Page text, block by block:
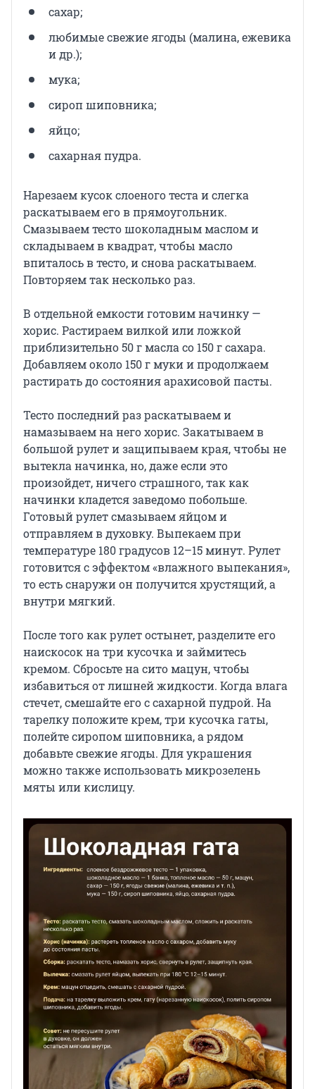
сахар;
любимые свежие ягоды (малина, ежевика
и др.);
мука;
сироп шиповника;
яйцо;
сахарная пудра.
Нарезаем кусок слоеного теста и слегка
раскатываем его в прямоугольник.
Смазываем тесто шоколадным маслом и
складываем в квадрат, чтобы масло
впиталось в тесто, и снова раскатываем.
Повторяем так несколько раз.
В отдельной емкости готовим начинку —
хорис. Растираем вилкой или ложкой
приблизительно 50 г масла со 150 г сахара.
Добавляем около 150 г муки и продолжаем
растирать до состояния арахисовой пасты.
Тесто последний раз раскатываем и
намазываем на него хорис. Закатываем в
большой рулет и защипываем края, чтобы не
вытекла начинка, но, даже если это
произойдет, ничего страшного, так как
начинки кладется заведомо побольше.
Готовый рулет смазываем яйцом и
отправляем в духовку. Выпекаем при
температуре 180 градусов 12–15 минут. Рулет
готовится с эффектом «влажного выпекания»,
то есть снаружи он получится хрустящий, а
внутри мягкий.
После того как рулет остынет, разделите его
наискосок на три кусочка и займитесь
кремом. Сбросьте на сито мацун, чтобы
избавиться от лишней жидкости. Когда влага
стечет, смешайте его с сахарной пудрой. На
тарелку положите крем, три кусочка гаты,
полейте сиропом шиповника, а рядом
добавьте свежие ягоды. Для украшения
можно также использовать микрозелень
мяты или кислицу.